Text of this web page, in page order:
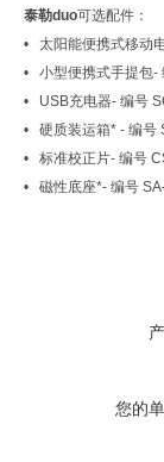
泰勒duo可选配件：
• 太阳能便携式移动
• 小型便携式手提包-
• USB充电器- 编号
• 硬质装运箱* - 编号
• 标准校正片- 编号
• 磁性底座*- 编号
您的